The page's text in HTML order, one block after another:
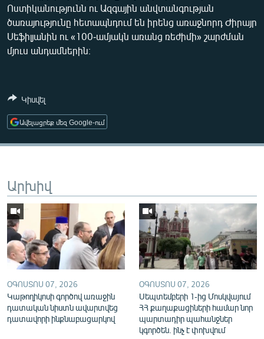
ՏՏ ԵՒ ԻՆՏԵՐՆԵՏ
ԿՈՐՈՆԱՎԻՐՈՒՍ
ԱՐԽԻՎ
ԲԱՆԱՎԵՃ
ՁԳՏԵԼՈՎ ԼԱՎԱԳՈՒՅՆԻՆ
English
Русский
ՀԵՏԵՎԵՔ ՄԵԶ
«Ազատության» բոլոր կայքերը
Ոստիկանությունն ու Ազգային անվտանգության
ծառայությունը հետապնդում են իրենց առաջնորդ Ժիրայր
Սեֆիլյանին ու «100-ամյակն առանց ռեժիմի» շարժման
մյուս անդամներին։
Կիսվել
Ավելացրեք մեզ Google-ում
Արխիվ
ՕԳՈՍՏՈՍ 07, 2026
Կաթողիկոսի գործով առաջին
դատական նիստն ավարտվեց
դատավորի ինքնաբացարկով
ՕԳՈՍՏՈՍ 07, 2026
Սեպտեմբերի 1-ից Մոսկվայում
ՀՀ քաղաքացիների համար նոր
պարտադիր պահանջներ
կգործեն. ինչ է փոխվում